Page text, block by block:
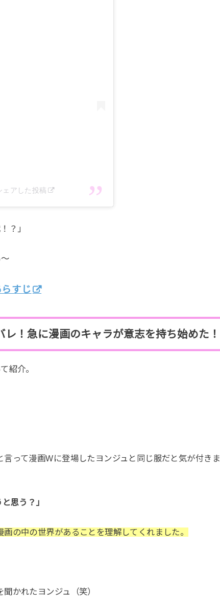
アした投稿
？」
すじ
！急に漫画のキャラが意志を持ち始めた！
紹介。
言って漫画Wに登場したヨンジュと同じ服だと気が付きま
思う？」
の中の世界があることを理解してくれました。
かれたヨンジュ（笑）